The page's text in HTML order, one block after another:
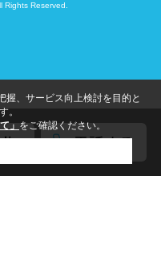
Rights Reserved.
握、サービス向上検討を目的と
。
」 をご確認ください。